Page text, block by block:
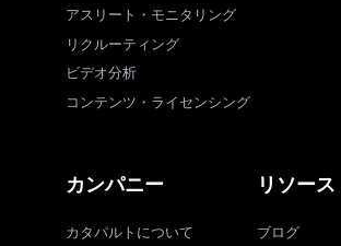
アスリート・モニタリング
リクルーティング
ビデオ分析
コンテンツ・ライセンシング
カンパニー
カタパルトについて
リソース
ブログ